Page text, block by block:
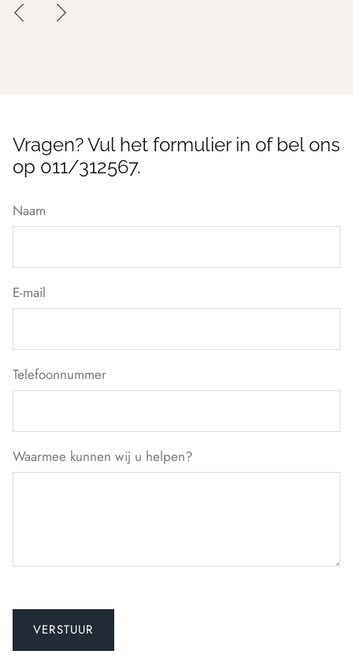
Vragen? Vul het formulier in of bel ons
op 011/312567.
Naam
E-mail
Telefoonnummer
Waarmee kunnen wij u helpen?